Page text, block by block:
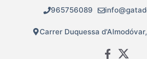
contingut
965756089
Carrer Duquessa